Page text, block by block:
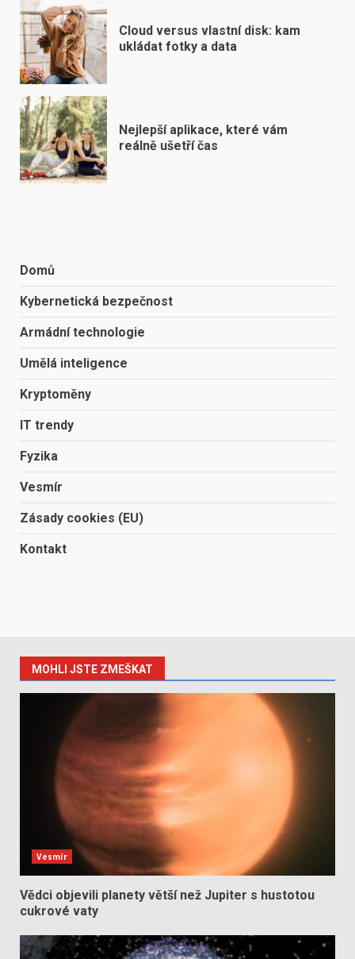
Cloud versus vlastní disk: kam
ukládat fotky a data
Nejlepší aplikace, které vám
reálně ušetří čas
Domů
Kybernetická bezpečnost
Armádní technologie
Umělá inteligence
Kryptoměny
IT trendy
Fyzika
Vesmír
Zásady cookies (EU)
Kontakt
MOHLI JSTE ZMEŠKAT
Vesmír
Vědci objevili planety větší než Jupiter s hustotou
cukrové vaty